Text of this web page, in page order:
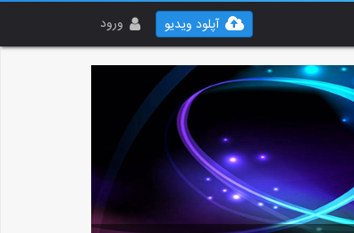
ورود آپلود ویدیو